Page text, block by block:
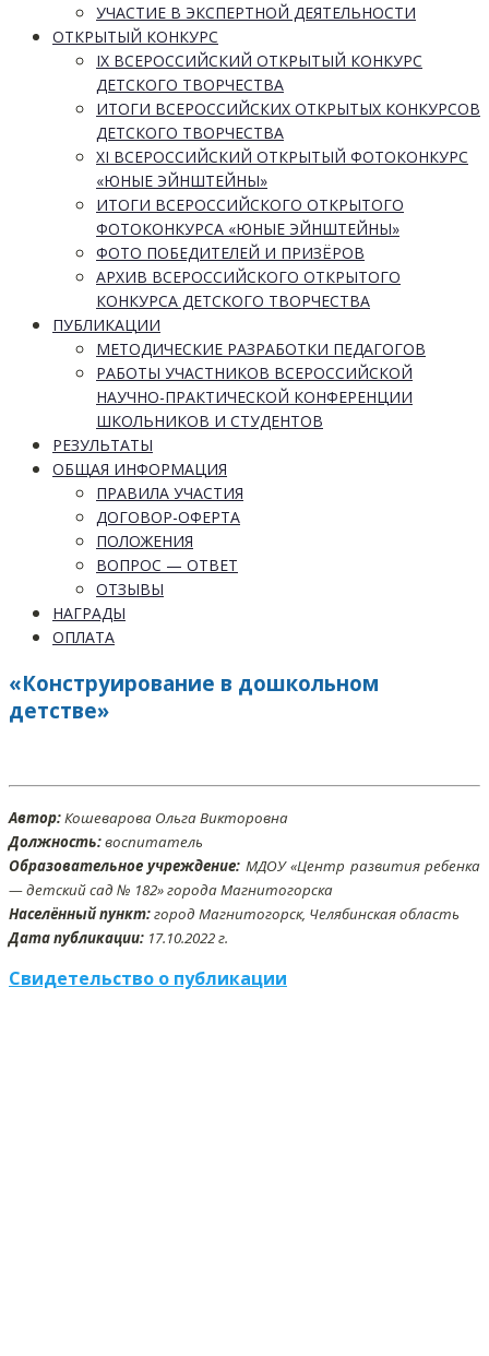
УЧАСТИЕ В ЭКСПЕРТНОЙ ДЕЯТЕЛЬНОСТИ
ОТКРЫТЫЙ КОНКУРС
IX ВСЕРОССИЙСКИЙ ОТКРЫТЫЙ КОНКУРС
ДЕТСКОГО ТВОРЧЕСТВА
ИТОГИ ВСЕРОССИЙСКИХ ОТКРЫТЫХ КОНКУРСОВ
ДЕТСКОГО ТВОРЧЕСТВА
XI ВСЕРОССИЙСКИЙ ОТКРЫТЫЙ ФОТОКОНКУРС
«ЮНЫЕ ЭЙНШТЕЙНЫ»
ИТОГИ ВСЕРОССИЙСКОГО ОТКРЫТОГО
ФОТОКОНКУРСА «ЮНЫЕ ЭЙНШТЕЙНЫ»
ФОТО ПОБЕДИТЕЛЕЙ И ПРИЗЁРОВ
АРХИВ ВСЕРОССИЙСКОГО ОТКРЫТОГО
КОНКУРСА ДЕТСКОГО ТВОРЧЕСТВА
ПУБЛИКАЦИИ
МЕТОДИЧЕСКИЕ РАЗРАБОТКИ ПЕДАГОГОВ
РАБОТЫ УЧАСТНИКОВ ВСЕРОССИЙСКОЙ
НАУЧНО-ПРАКТИЧЕСКОЙ КОНФЕРЕНЦИИ
ШКОЛЬНИКОВ И СТУДЕНТОВ
РЕЗУЛЬТАТЫ
ОБЩАЯ ИНФОРМАЦИЯ
ПРАВИЛА УЧАСТИЯ
ДОГОВОР-ОФЕРТА
ПОЛОЖЕНИЯ
ВОПРОС — ОТВЕТ
ОТЗЫВЫ
НАГРАДЫ
ОПЛАТА
«Конструирование в дошкольном
детстве»
Автор:Кошеварова Ольга Викторовна
Должность:воспитатель
Образовательное учреждение: МДОУ «Центр развития ребенка
— детский сад № 182» города Магнитогорска
Населённый пункт:город Магнитогорск, Челябинская область
Дата публикации: 17.10.2022 г.
Свидетельство о публикации